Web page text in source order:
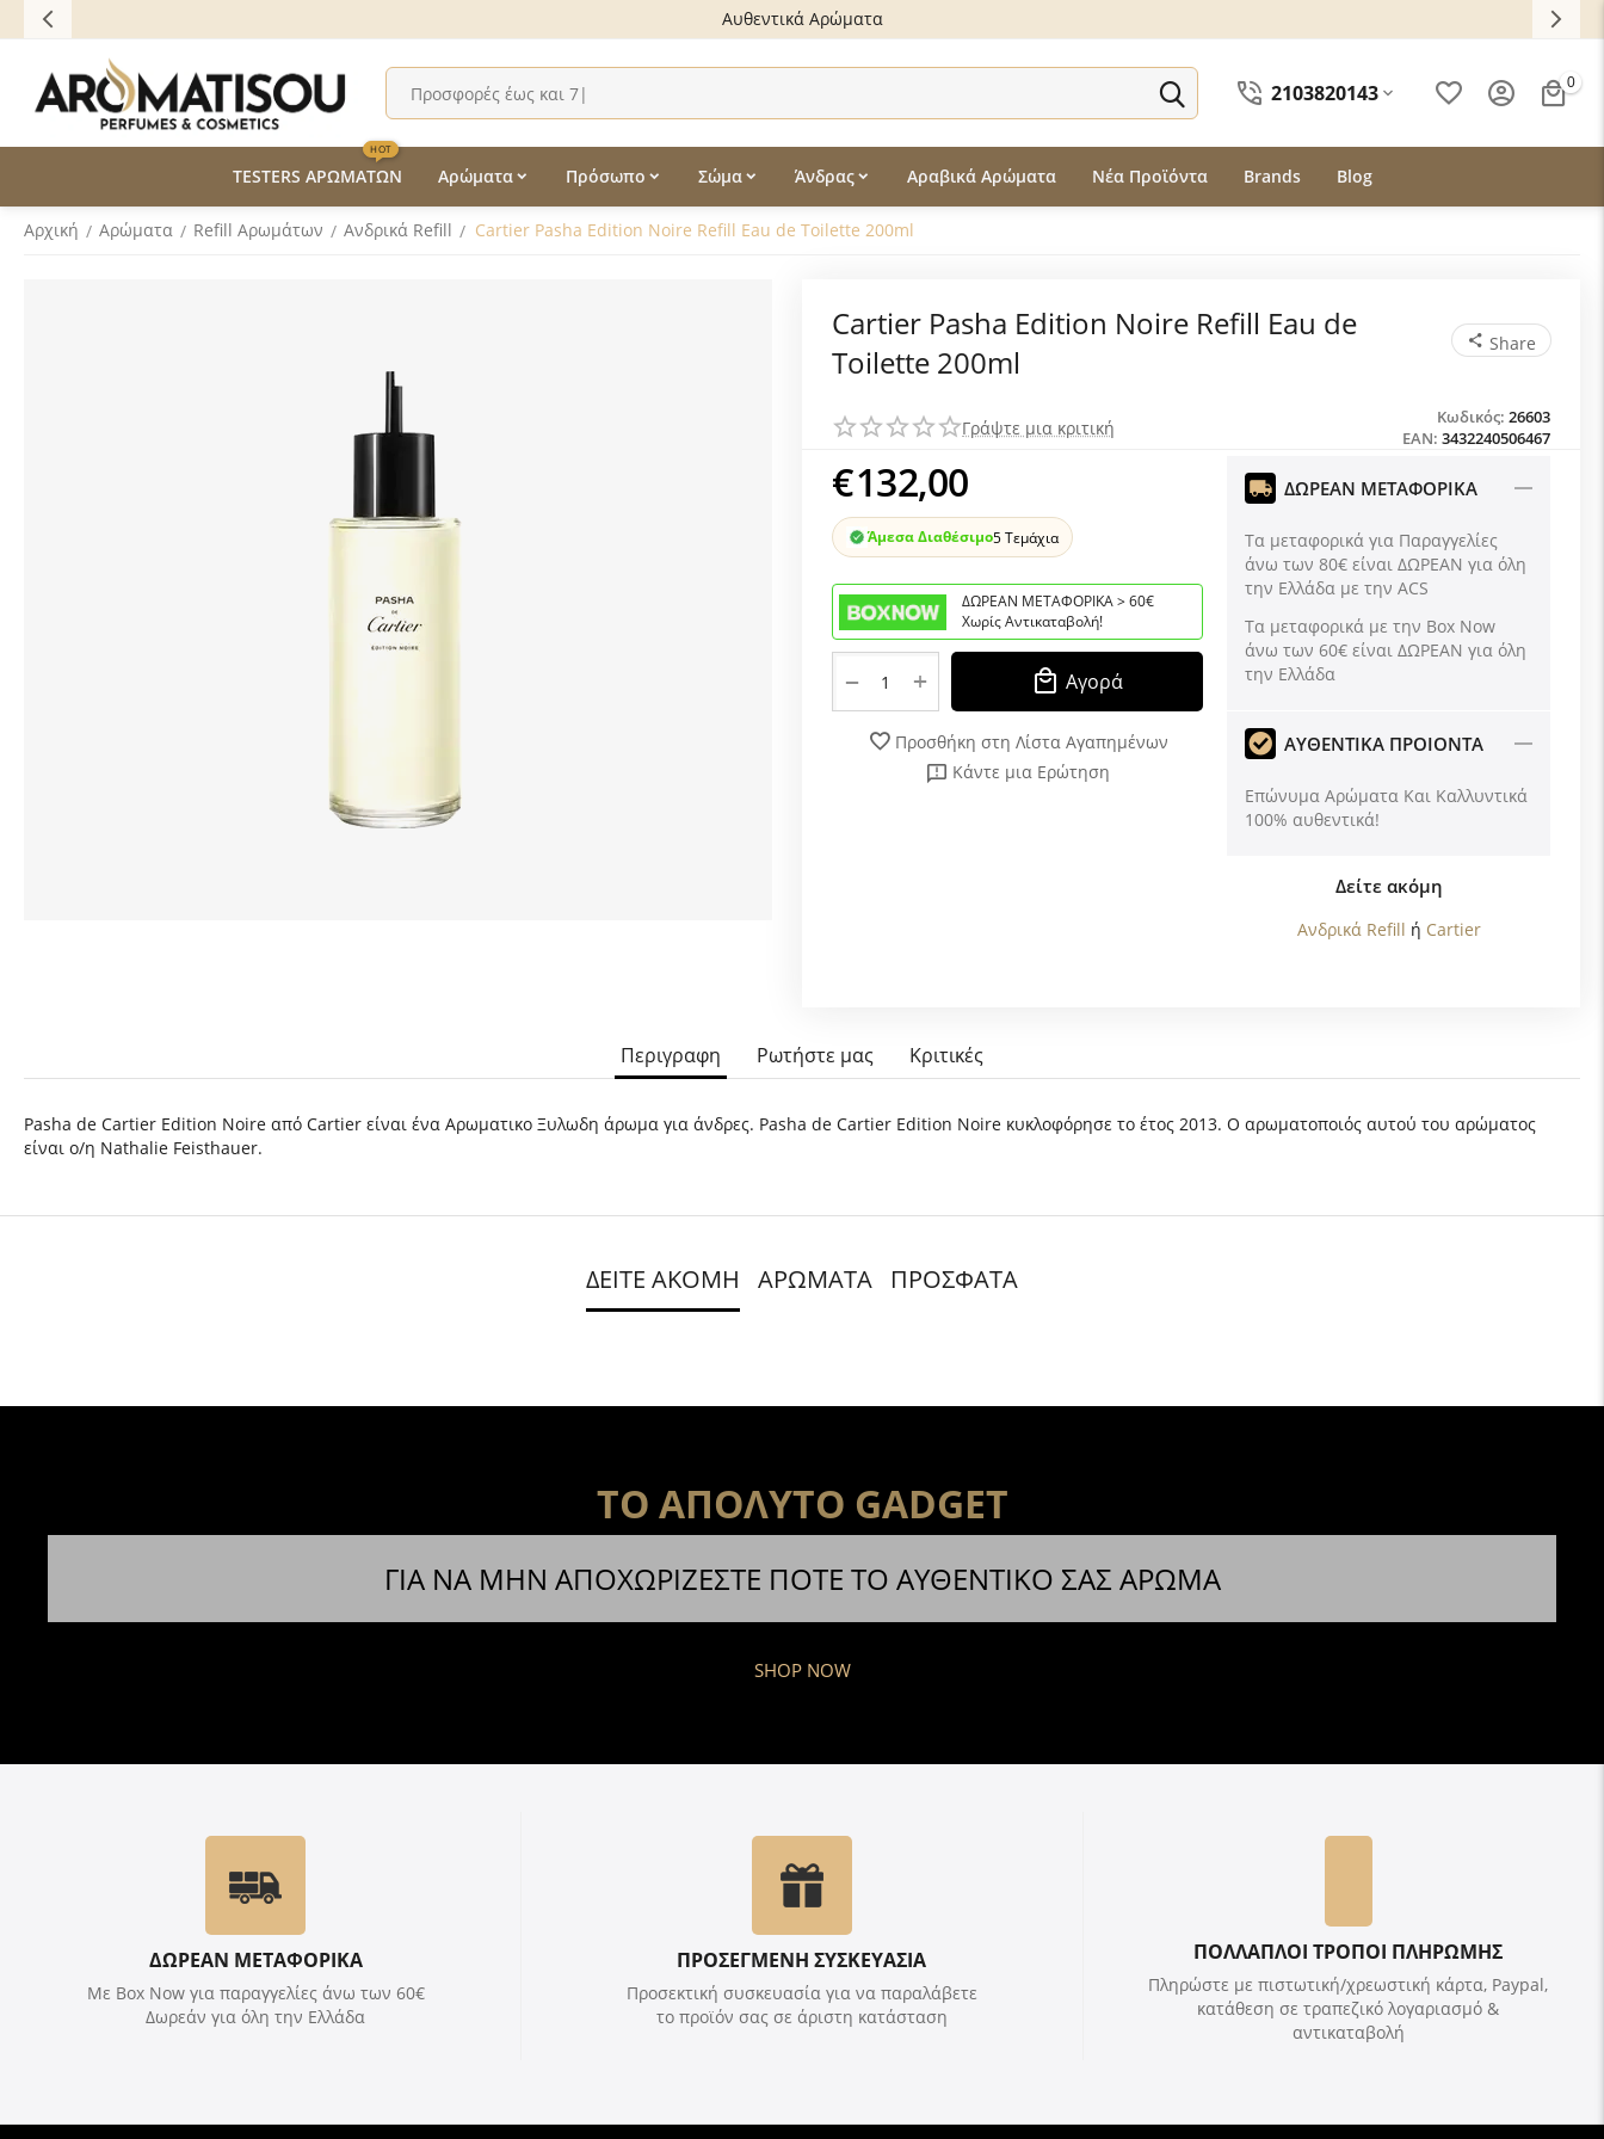
Αυθεντικά Αρώματα
2103820143 0
TESTERS ΑΡΩΜΑΤΩΝ
HOT
Αρώματα Πρόσωπο Σώμα Άνδρας Αραβικά Αρώματα Νέα Προϊόντα Brands Blog
Αρχική / Αρώματα / Refill Αρωμάτων / Ανδρικά Refill / Cartier Pasha Edition Noire Refill Eau de Toilette 200ml
Cartier Pasha Edition Noire Refill Eau de
Toilette 200ml
Share
Γράψτε μια κριτική EAN: 3432240506467
Κωδικός: 26603
€132,00
Άμεσα Διαθέσιμο5 Τεμάχια
ΔΩΡΕΑΝ ΜΕΤΑΦΟΡΙΚΑ > 60€
Χωρίς Αντικαταβολή!
+
− Αγορά
Προσθήκη στη Λίστα Αγαπημένων
Κάντε μια Ερώτηση
ΔΩΡΕΑΝ ΜΕΤΑΦΟΡΙΚΑ
Τα μεταφορικά για Παραγγελίες
άνω των 80€ είναι ΔΩΡΕΑΝ για όλη
την Ελλάδα με την ACS
Tα μεταφορικά με την Box Now
άνω των 60€ είναι ΔΩΡΕΑΝ για όλη
την Ελλάδα
ΑΥΘΕΝΤΙΚΑ ΠΡΟΙΟΝΤΑ
Επώνυμα Αρώματα Και Καλλυντικά
100% αυθεντικά!
Δείτε ακόμη
Ανδρικά Refill ή Cartier
Περιγραφη Ρωτήστε μας Κριτικές
Pasha de Cartier Edition Noire από Cartier είναι ένα Αρωματικο Ξυλωδη άρωμα για άνδρες. Pasha de Cartier Edition Noire κυκλοφόρησε το έτος 2013. Ο αρωματοποιός αυτού του αρώματος
είναι ο/η Nathalie Feisthauer.
ΔΕΙΤΕ ΑΚΟΜΗ ΑΡΩΜΑΤΑ ΠΡΟΣΦΑΤΑ
ΤΟ ΑΠΟΛΥΤΟ GADGET
ΓΙΑ ΝΑ ΜΗΝ ΑΠΟΧΩΡΙΖΕΣΤΕ ΠΟΤΕ ΤΟ ΑΥΘΕΝΤΙΚΟ ΣΑΣ ΑΡΩΜΑ
SHOP NOW
ΔΩΡΕΑΝ ΜΕΤΑΦΟΡΙΚΑ
Με Box Now για παραγγελίες άνω των 60€
Δωρεάν για όλη την Ελλάδα
ΠΡΟΣΕΓΜΕΝΗ ΣΥΣΚΕΥΑΣΙΑ
Προσεκτική συσκευασία για να παραλάβετε
το προϊόν σας σε άριστη κατάσταση
ΠΟΛΛΑΠΛΟΙ ΤΡΟΠΟΙ ΠΛΗΡΩΜΗΣ
Πληρώστε με πιστωτική/χρεωστική κάρτα, Paypal,
κατάθεση σε τραπεζικό λογαριασμό &
αντικαταβολή